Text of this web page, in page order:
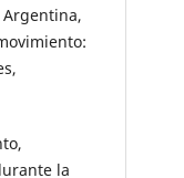
la